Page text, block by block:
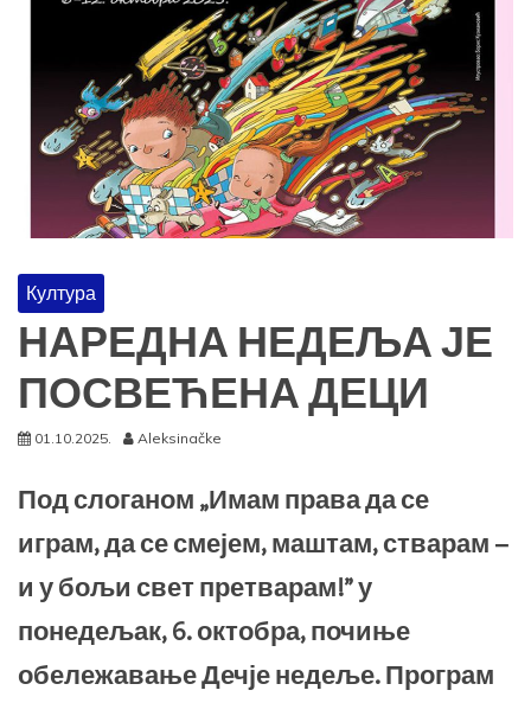
Култура
НАРЕДНА НЕДЕЉА ЈЕ
ПОСВЕЋЕНА ДЕЦИ
01.10.2025. Aleksinačke
Под слоганом „Имам права да се
играм, да се смејем, маштам, стварам –
и у бољи свет претварам!” у
понедељак, 6. октобра, почиње
обележавање Дечје недеље. Програм